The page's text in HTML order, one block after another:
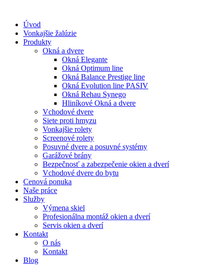
Úvod
Vonkajšie žalúzie
Produkty
Okná a dvere
Okná Elegante
Okná Optimum line
Okná Balance Prestige line
Okná Evolution line PASIV
Okná Rehau Synego
Hliníkové Okná a dvere
Vchodové dvere
Siete proti hmyzu
Vonkajšie rolety
Screenové rolety
Posuvné dvere a posuvné systémy
Garážové brány
Bezpečnosť a zabezpečenie okien a dverí
Vchodové dvere do bytu
Cenová ponuka
Naše práce
Služby
Výmena skiel
Profesionálna montáž okien a dverí
Servis okien a dverí
Kontakt
O nás
Kontakt
Blog